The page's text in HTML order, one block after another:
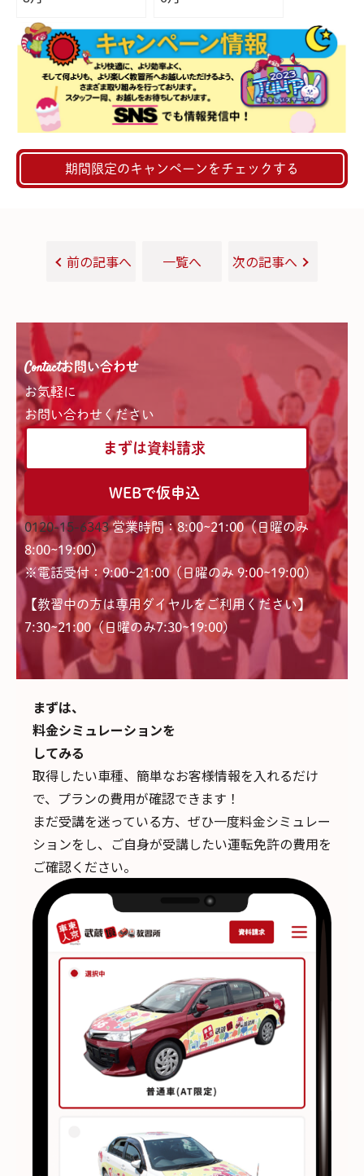
期間限定のキャンペーンをチェックする
前の記事へ 一覧へ 次の記事へ
Contactお問い合わせ
お気軽に
お問い合わせください
まずは資料請求
WEBで仮申込
0120-15-6343 営業時間：8:00~21:00（日曜のみ
8:00~19:00）
※電話受付：9:00~21:00（日曜のみ 9:00~19:00）
【教習中の方は専用ダイヤルをご利用ください】
7:30~21:00（日曜のみ7:30~19:00)
まずは、
料金シミュレーションを
してみる
取得したい車種、簡単なお客様情報を入れるだけ
で、 プランの費用が確認できます！
まだ受講を迷っている方、ぜひ一度料金シミュレー
ションをし、ご自身が受講したい運転免許の費用を
ご確認ください。